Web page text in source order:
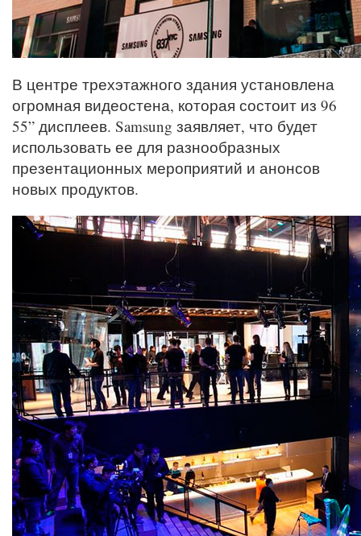
В центре трехэтажного здания установлена
огромная видеостена, которая состоит из 96
55” дисплеев. Samsung заявляет, что будет
использовать ее для разнообразных
презентационных мероприятий и анонсов
новых продуктов.